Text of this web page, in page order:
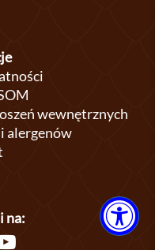
wewnętrznych
alergenów
na: